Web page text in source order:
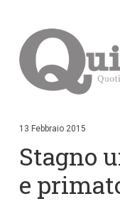
i
i
c
n
13 Febbraio 2015
Stagno
e